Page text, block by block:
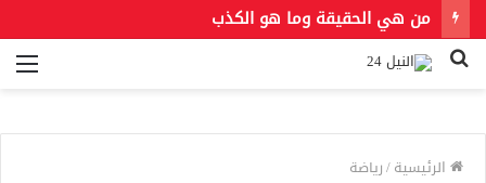
من هي الحقيقة وما هو الكذب
بحث
الرئيسية/رياضة